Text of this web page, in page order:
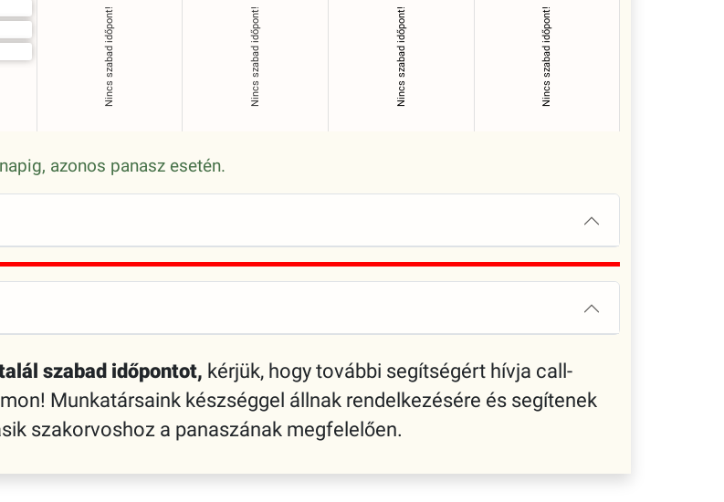
Nincs szabad időpont! Nincs szabad időpont! Nincs szabad időpont! Nincs szabad időpont!
azonos panasz esetén.
szabad időpontot, kérjük, hogy további segítségért hívja call-
Munkatársaink készséggel állnak rendelkezésére és segítenek
szakorvoshoz a panaszának megfelelően.